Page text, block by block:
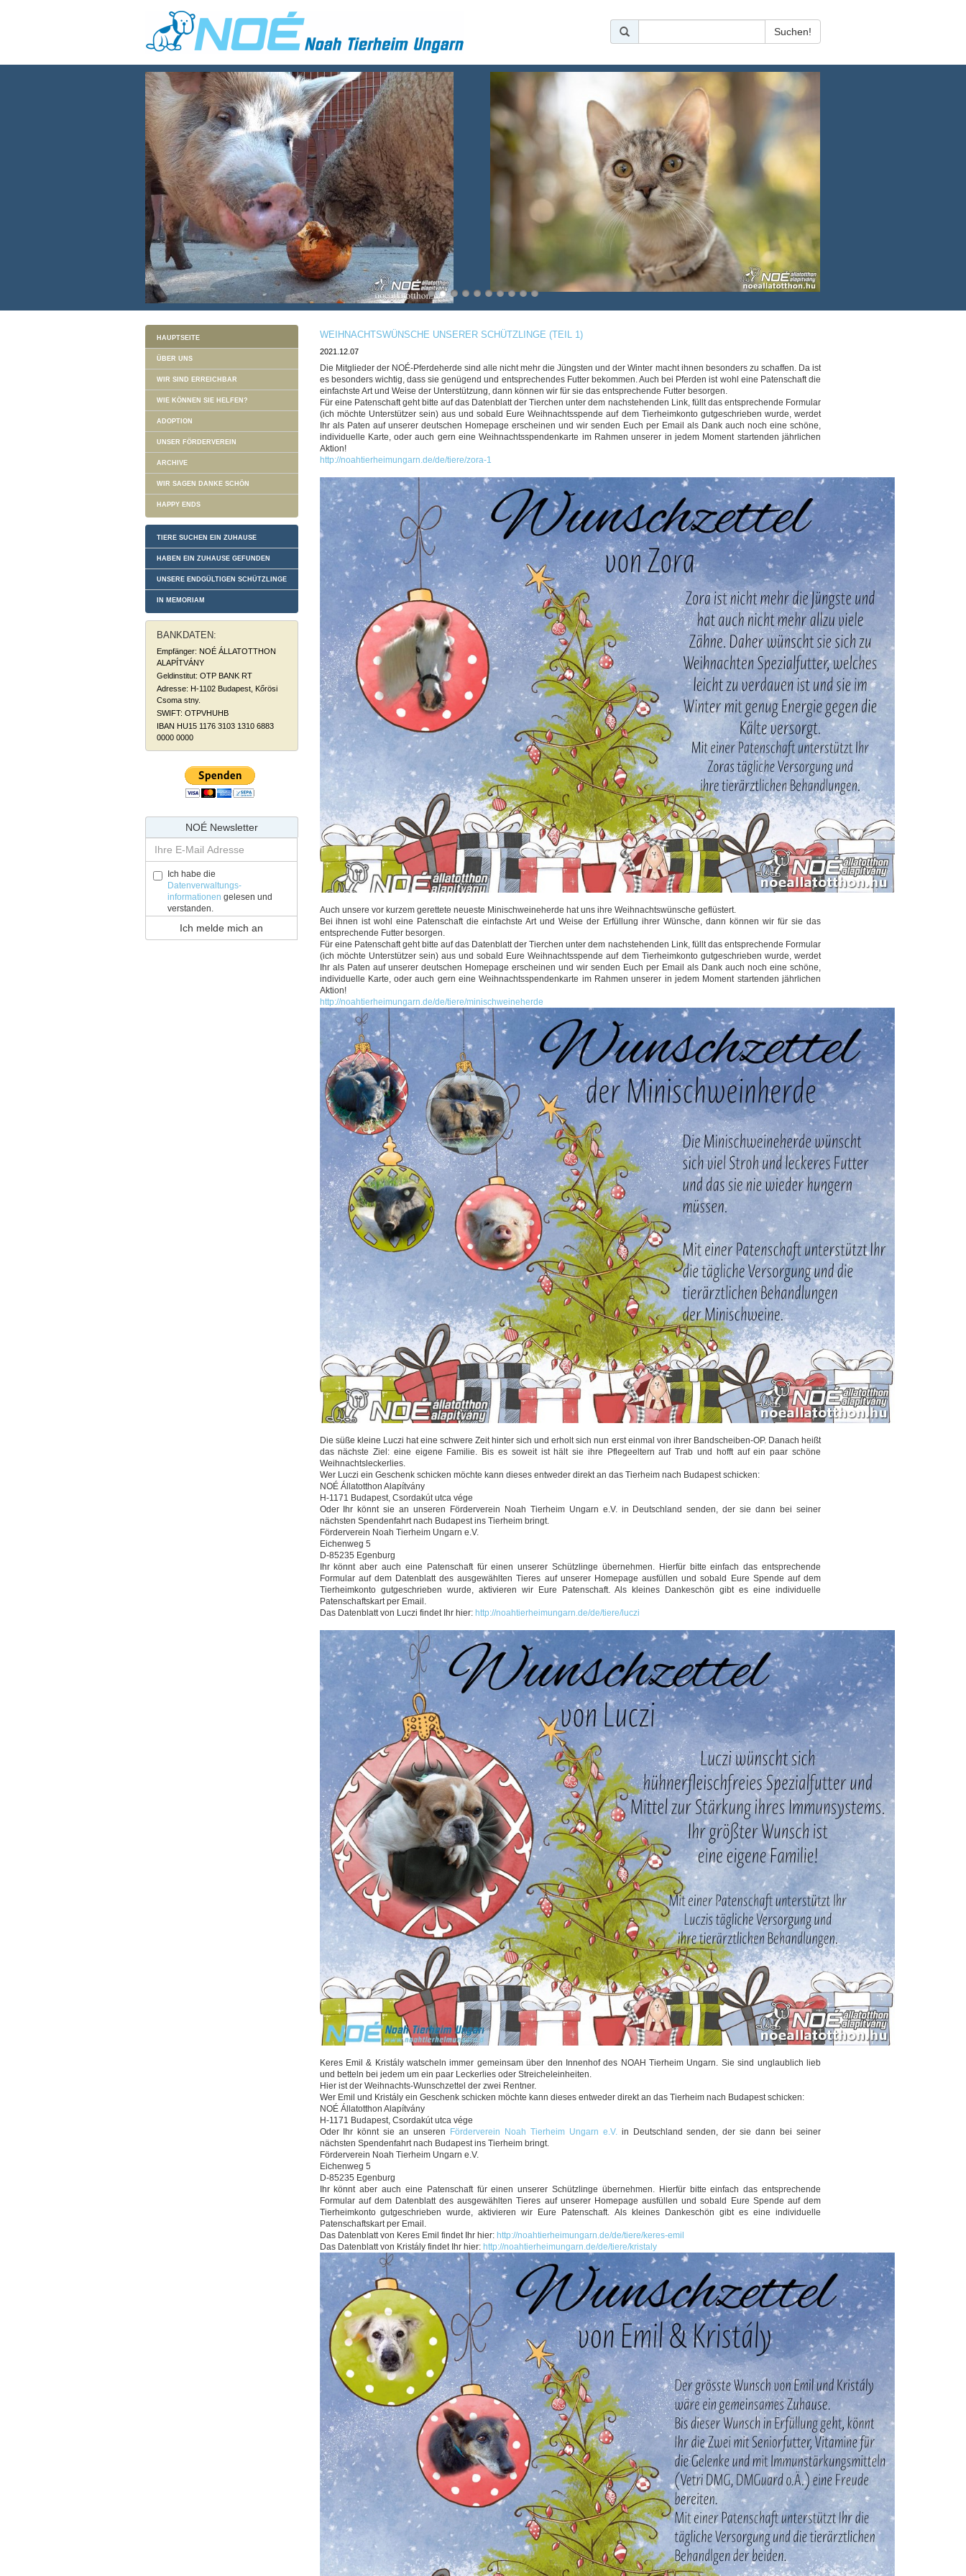
HAUPTSEITE
ÜBER UNS
WIR SIND ERREICHBAR
WIE KÖNNEN SIE HELFEN?
ADOPTION
UNSER FÖRDERVEREIN
ARCHIVE
WIR SAGEN DANKE SCHÖN
HAPPY ENDS
TIERE SUCHEN EIN ZUHAUSE
HABEN EIN ZUHAUSE GEFUNDEN
UNSERE ENDGÜLTIGEN SCHÜTZLINGE
IN MEMORIAM
BANKDATEN:
Empfänger: NOÉ ÁLLATOTTHON
ALAPÍTVÁNY
Geldinstitut: OTP BANK RT
Adresse: H-1102 Budapest, Kőrösi
Csoma stny.
SWIFT: OTPVHUHB
IBAN HU15 1176 3103 1310 6883
0000 0000
NOÉ Newsletter
Ich habe die
Datenverwaltungs-
informationen gelesen und
verstanden.
WEIHNACHTSWÜNSCHE UNSERER SCHÜTZLINGE (TEIL 1)
2021.12.07
Die Mitglieder der NOÉ-Pferdeherde sind alle nicht mehr die Jüngsten und der Winter macht ihnen besonders zu schaffen. Da ist
es besonders wichtig, dass sie genügend und entsprechendes Futter bekommen. Auch bei Pferden ist wohl eine Patenschaft die
einfachste Art und Weise der Unterstützung, dann können wir für sie das entsprechende Futter besorgen.
Für eine Patenschaft geht bitte auf das Datenblatt der Tierchen unter dem nachstehenden Link, füllt das entsprechende Formular
(ich möchte Unterstützer sein) aus und sobald Eure Weihnachtsspende auf dem Tierheimkonto gutgeschrieben wurde, werdet
Ihr als Paten auf unserer deutschen Homepage erscheinen und wir senden Euch per Email als Dank auch noch eine schöne,
individuelle Karte, oder auch gern eine Weihnachtsspendenkarte im Rahmen unserer in jedem Moment startenden jährlichen
Aktion!
http://noahtierheimungarn.de/de/tiere/zora-1
Auch unsere vor kurzem gerettete neueste Minischweineherde hat uns ihre Weihnachtswünsche geflüstert.
Bei ihnen ist wohl eine Patenschaft die einfachste Art und Weise der Erfüllung ihrer Wünsche, dann können wir für sie das
entsprechende Futter besorgen.
Für eine Patenschaft geht bitte auf das Datenblatt der Tierchen unter dem nachstehenden Link, füllt das entsprechende Formular
(ich möchte Unterstützer sein) aus und sobald Eure Weihnachtsspende auf dem Tierheimkonto gutgeschrieben wurde, werdet
Ihr als Paten auf unserer deutschen Homepage erscheinen und wir senden Euch per Email als Dank auch noch eine schöne,
individuelle Karte, oder auch gern eine Weihnachtsspendenkarte im Rahmen unserer in jedem Moment startenden jährlichen
Aktion!
http://noahtierheimungarn.de/de/tiere/minischweineherde
Die süße kleine Luczi hat eine schwere Zeit hinter sich und erholt sich nun erst einmal von ihrer Bandscheiben-OP. Danach heißt
das nächste Ziel: eine eigene Familie. Bis es soweit ist hält sie ihre Pflegeeltern auf Trab und hofft auf ein paar schöne
Weihnachtsleckerlies.
Wer Luczi ein Geschenk schicken möchte kann dieses entweder direkt an das Tierheim nach Budapest schicken:
NOÉ Állatotthon Alapítvány
H-1171 Budapest, Csordakút utca vége
Oder Ihr könnt sie an unseren Förderverein Noah Tierheim Ungarn e.V. in Deutschland senden, der sie dann bei seiner
nächsten Spendenfahrt nach Budapest ins Tierheim bringt.
Förderverein Noah Tierheim Ungarn e.V.
Eichenweg 5
D-85235 Egenburg
Ihr könnt aber auch eine Patenschaft für einen unserer Schützlinge übernehmen. Hierfür bitte einfach das entsprechende
Formular auf dem Datenblatt des ausgewählten Tieres auf unserer Homepage ausfüllen und sobald Eure Spende auf dem
Tierheimkonto gutgeschrieben wurde, aktivieren wir Eure Patenschaft. Als kleines Dankeschön gibt es eine individuelle
Patenschaftskart per Email.
Das Datenblatt von Luczi findet Ihr hier: http://noahtierheimungarn.de/de/tiere/luczi
Keres Emil & Kristály watscheln immer gemeinsam über den Innenhof des NOAH Tierheim Ungarn. Sie sind unglaublich lieb
und betteln bei jedem um ein paar Leckerlies oder Streicheleinheiten.
Hier ist der Weihnachts-Wunschzettel der zwei Rentner.
Wer Emil und Kristály ein Geschenk schicken möchte kann dieses entweder direkt an das Tierheim nach Budapest schicken:
NOÉ Állatotthon Alapítvány
H-1171 Budapest, Csordakút utca vége
Oder Ihr könnt sie an unseren
Förderverein Noah Tierheim Ungarn e.V.in Deutschland senden, der sie dann bei seiner
nächsten Spendenfahrt nach Budapest ins Tierheim bringt.
Förderverein Noah Tierheim Ungarn e.V.
Eichenweg 5
D-85235 Egenburg
Ihr könnt aber auch eine Patenschaft für einen unserer Schützlinge übernehmen. Hierfür bitte einfach das entsprechende
Formular auf dem Datenblatt des ausgewählten Tieres auf unserer Homepage ausfüllen und sobald Eure Spende auf dem
Tierheimkonto gutgeschrieben wurde, aktivieren wir Eure Patenschaft. Als kleines Dankeschön gibt es eine individuelle
Patenschaftskart per Email.
Das Datenblatt von Keres Emil findet Ihr hier: http://noahtierheimungarn.de/de/tiere/keres-emil
Das Datenblatt von Kristály findet Ihr hier: http://noahtierheimungarn.de/de/tiere/kristaly